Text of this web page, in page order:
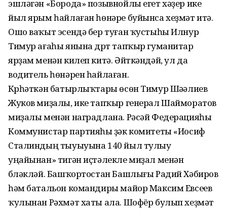
эшләгән «Борода» позывнойлы егет хәҙер ике
йыл ярым һайлаған һөнәре буйынса хеҙмәт итә.
Ошо ваҡыт эсендә бер туған ҡустыһы Илнур
Тимур ағаһы янына дүрт тапҡыр гуманитар
ярҙам менән килеп китә. Әйткәндәй, ул да
водитель һөнәрен һайлаған.
Күрһәткән батырлыҡтары өсөн Тимур Шәүәлиев
Жуков миҙалы, ике тапҡыр генерал Шайморатов
миҙалы менән наградлана. Рәсәй Федерацияһы
Коммунистар партияһы үҙәк комитеты «Иосиф
Сталиндың тыуыуына 140 йыл тулыу
уңайынан» тигән иҫтәлекле миҙал менән
бүләкләй. Башҡортостан Башлығы Радий Хәбиров
һәм батальон командиры майор Максим Евсеев
ҡулынан Рәхмәт хаты ала. Шофёр булып хеҙмәт